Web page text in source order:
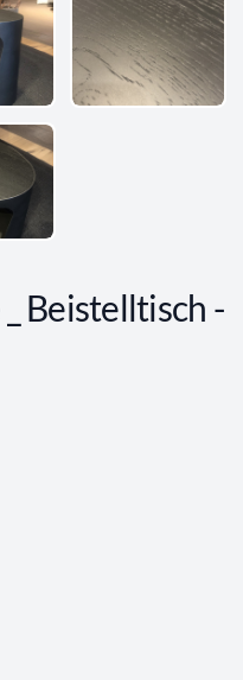
Beistelltisch -